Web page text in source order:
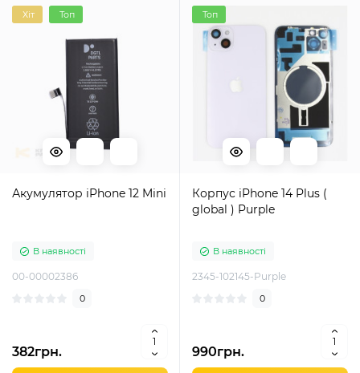
Хіт Топ
Акумулятор iPhone 12 Mini
В наявності
00-00002386
0
382грн.
Топ
Корпус iPhone 14 Plus (
global ) Purple
В наявності
2345-102145-Purple
0
990грн.